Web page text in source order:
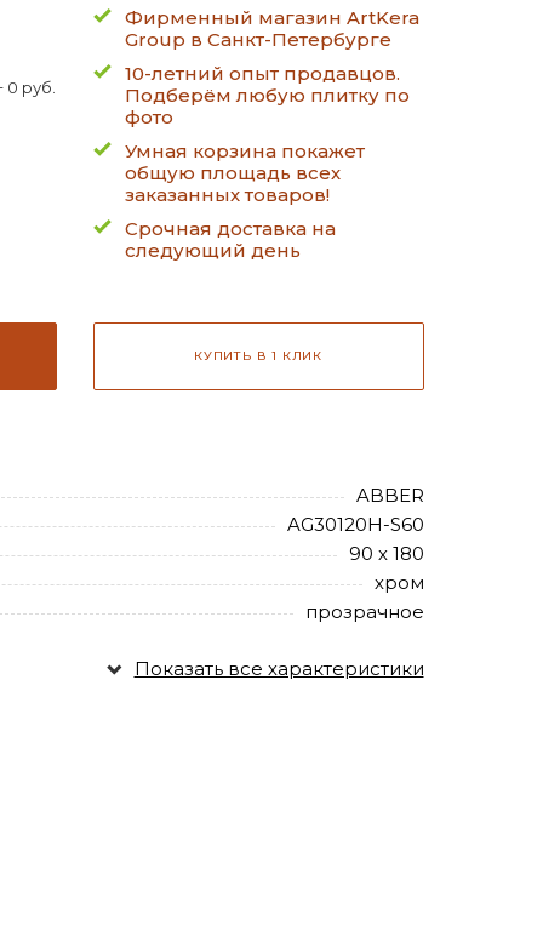
0 руб.
Фирменный магазин ArtKera
Group в Санкт-Петербурге
10-летний опыт продавцов.
Подберём любую плитку по
фото
Умная корзина покажет
общую площадь всех
заказанных товаров!
Срочная доставка на
следующий день
КУПИТЬ В 1 КЛИК
ABBER
AG30120H-S60
90 х 180
хром
прозрачное
Показать все характеристики